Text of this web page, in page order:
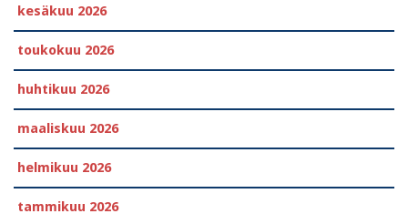
kesäkuu 2026
toukokuu 2026
huhtikuu 2026
maaliskuu 2026
helmikuu 2026
tammikuu 2026